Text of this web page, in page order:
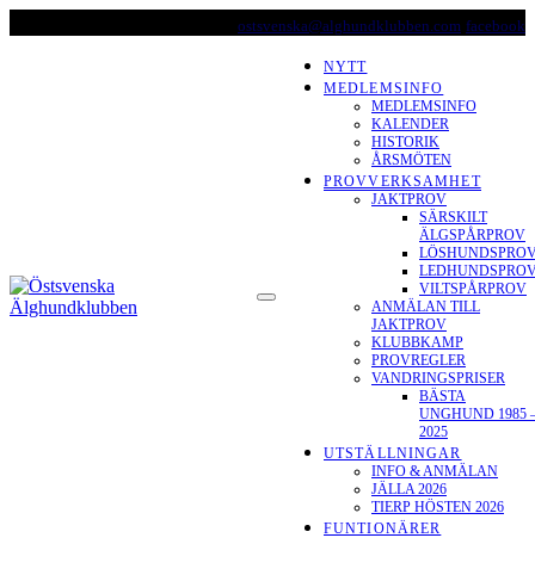
to
ostsvenska@alghundklubben.com facebook
ÖSTSVENSKA
ÄLGHUNDKLUBBEN
NYTT
MEDLEMSINFO
MEDLEMSINFO
KALENDER
HISTORIK
ÅRSMÖTEN
PROVVERKSAMHET
JAKTPROV
SÄRSKILT
ÄLGSPÅRPROV
VILTSPÅRPROV
ANMÄLAN TILL
JAKTPROV
KLUBBKAMP
PROVREGLER
VANDRINGSPRISER
BÄSTA
UNGHUND 1985
2025
UTSTÄLLNINGAR
INFO & ANMÄLAN
JÄLLA 2026
TIERP HÖSTEN 2026
FUNTIONÄRER